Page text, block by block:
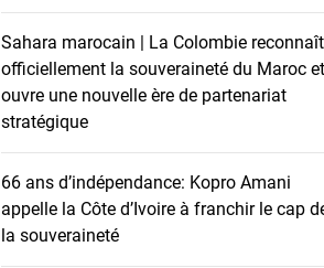
Sahara marocain | La Colombie reconnaît
officiellement la souveraineté du Maroc et
ouvre une nouvelle ère de partenariat
stratégique
66 ans d’indépendance: Kopro Amani
appelle la Côte d’Ivoire à franchir le cap
la souveraineté